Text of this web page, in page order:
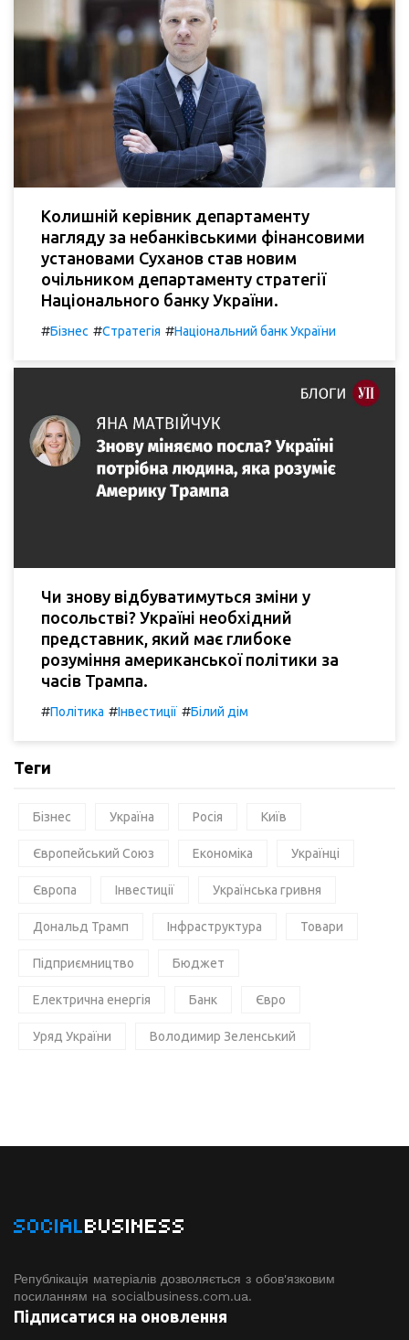
Колишній керівник департаменту
нагляду за небанківськими фінансовими
установами Суханов став новим
очільником департаменту стратегії
Національного банку України.
#Бізнес #Стратегія #Національний банк України
Чи знову відбуватимуться зміни у
посольстві? Україні необхідний
представник, який має глибоке
розуміння американської політики за
часів Трампа.
#Політика #Інвестиції #Білий дім
Теги
Бізнес Україна Росія Київ
Європейський Союз Економіка Українці
Європа Інвестиції Українська гривня
Дональд Трамп Інфраструктура Товари
Підприємництво Бюджет
Електрична енергія Банк Євро
Уряд України Володимир Зеленський
SOCIALBUSINESS
Републікація матеріалів дозволяється з обов'язковим
посиланням на socialbusiness.com.ua.
Підписатися на оновлення